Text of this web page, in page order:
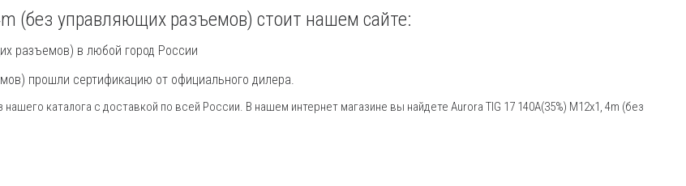
(без управляющих разъемов) стоит нашем сайте:
разъемов) в любой город России
прошли сертификацию от официального дилера.
каталога с доставкой по всей России. В нашем интернет магазине вы найдете Aurora TIG 17 140A(35%) M12x1, 4m (без